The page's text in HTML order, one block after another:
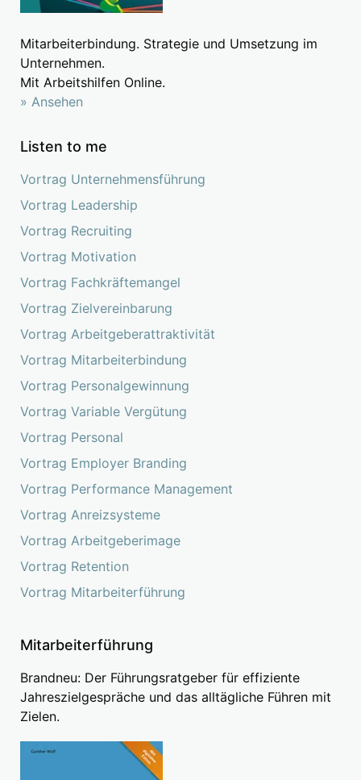
Mitarbeiterbindung. Strategie und Umsetzung im
Unternehmen.
Mit Arbeitshilfen Online.
» Ansehen
Listen to me
Vortrag Unternehmensführung
Vortrag Leadership
Vortrag Recruiting
Vortrag Motivation
Vortrag Fachkräftemangel
Vortrag Zielvereinbarung
Vortrag Arbeitgeberattraktivität
Vortrag Mitarbeiterbindung
Vortrag Personalgewinnung
Vortrag Variable Vergütung
Vortrag Personal
Vortrag Employer Branding
Vortrag Performance Management
Vortrag Anreizsysteme
Vortrag Arbeitgeberimage
Vortrag Retention
Vortrag Mitarbeiterführung
Mitarbeiterführung
Brandneu: Der Führungsratgeber für effiziente
Jahreszielgespräche und das alltägliche Führen mit
Zielen.